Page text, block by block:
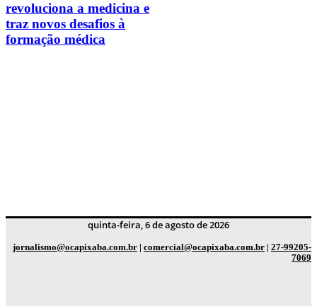
revoluciona a medicina e
traz novos desafios à
formação médica
quinta-feira, 6 de agosto de 2026
jornalismo@ocapixaba.com.br | comercial@ocapixaba.com.br | 27-99205-
7069